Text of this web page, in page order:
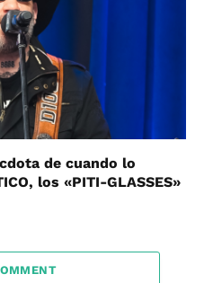
de cuando lo
los «PITI-GLASSES»